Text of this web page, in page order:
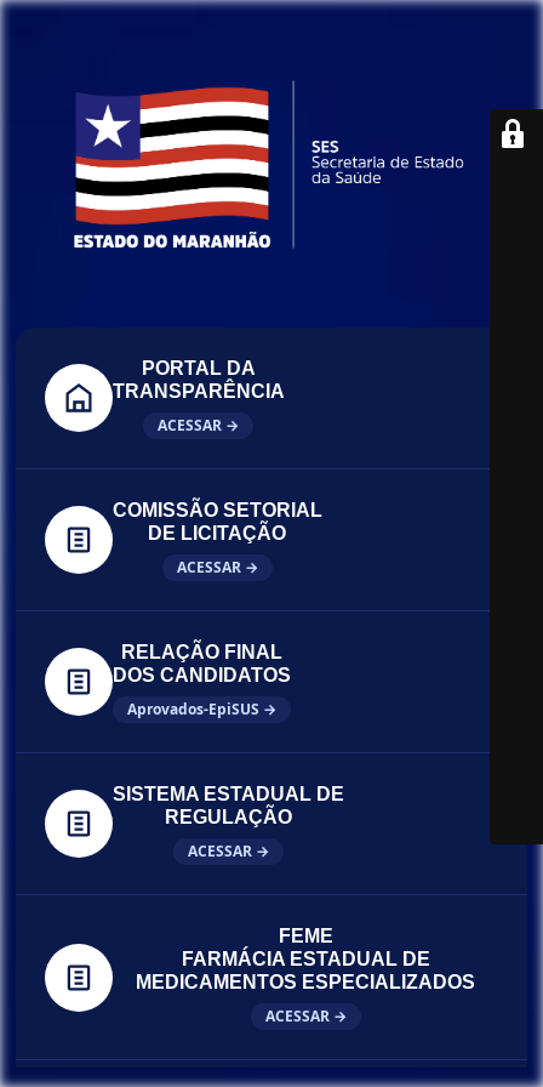
PORTAL DA
TRANSPARÊNCIA
ACESSAR →
COMISSÃO SETORIAL
DE LICITAÇÃO
ACESSAR →
RELAÇÃO FINAL
DOS CANDIDATOS
Aprovados-EpiSUS →
SISTEMA ESTADUAL DE
REGULAÇÃO
ACESSAR →
FEME
FARMÁCIA ESTADUAL DE
MEDICAMENTOS ESPECIALIZADOS
ACESSAR →